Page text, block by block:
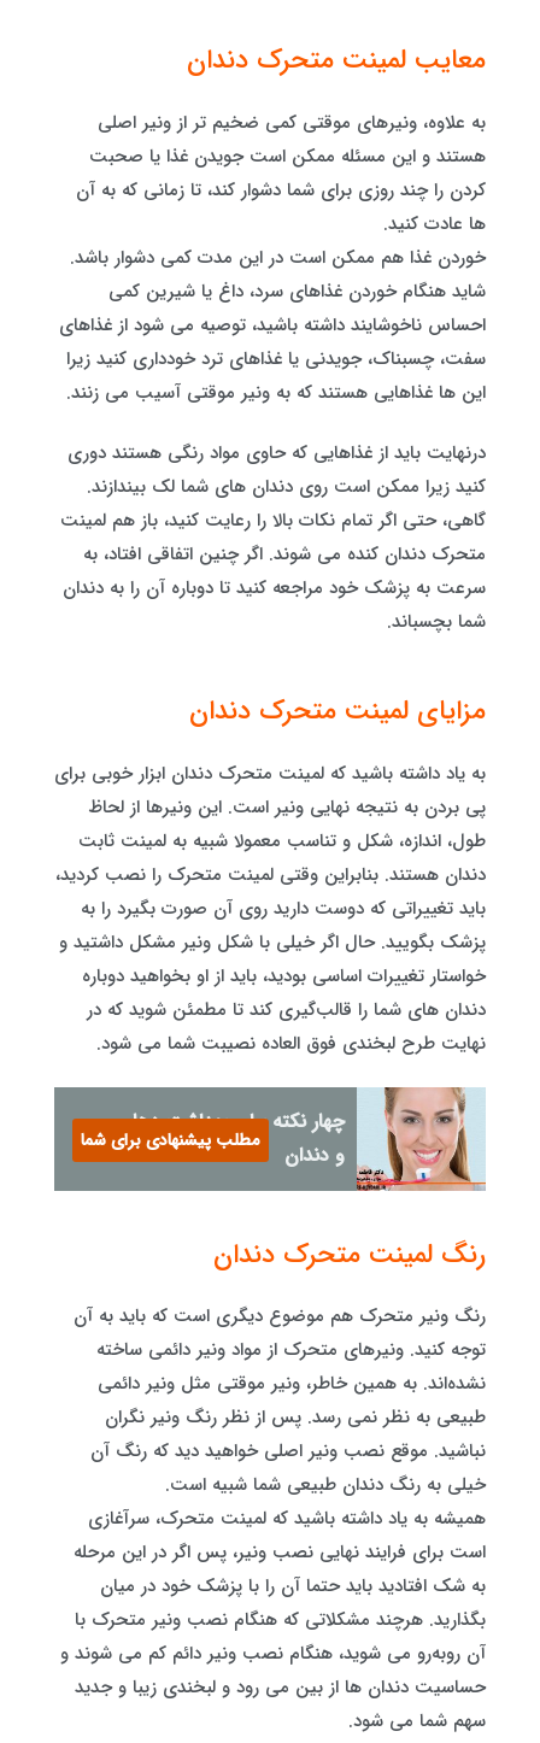
معایب لمینت متحرک دندان
به علاوه، ونیرهای موقتی کمی ضخیم تر از ونیر اصلی
هستند و این مسئله ممکن است جویدن غذا یا صحبت
کردن را چند روزی برای شما دشوار کند، تا زمانی که به آن
ها عادت کنید.
خوردن غذا هم ممکن است در این مدت کمی دشوار باشد.
شاید هنگام خوردن غذاهای سرد، داغ یا شیرین کمی
احساس ناخوشایند داشته باشید، توصیه می شود از غذاهای
سفت، چسبناک، جویدنی یا غذاهای ترد خودداری کنید زیرا
این ها غذاهایی هستند که به ونیر موقتی آسیب می زنند.
درنهایت باید از غذاهایی که حاوی مواد رنگی هستند دوری
کنید زیرا ممکن است روی دندان های شما لک بیندازند.
گاهی، حتی اگر تمام نکات بالا را رعایت کنید، باز هم لمینت
متحرک دندان کنده می شوند. اگر چنین اتفاقی افتاد، به
سرعت به پزشک خود مراجعه کنید تا دوباره آن را به دندان
شما بچسباند.
مزایای لمینت متحرک دندان
به یاد داشته باشید که لمینت متحرک دندان ابزار خوبی برای
پی بردن به نتیجه نهایی ونیر است. این ونیرها از لحاظ
طول، اندازه، شکل و تناسب معمولا شبیه به لمینت ثابت
دندان هستند. بنابراین وقتی لمینت متحرک را نصب کردید،
باید تغییراتی که دوست دارید روی آن صورت بگیرد را به
پزشک بگویید. حال اگر خیلی با شکل ونیر مشکل داشتید و
خواستار تغییرات اساسی بودید، باید از او بخواهید دوباره
دندان های شما را قالب‌گیری کند تا مطمئن شوید که در
نهایت طرح لبخندی فوق‌ العاده نصیبت شما می شود.
چهار نکته برای بهداشت دهان
و دندان
مطلب پیشنهادی برای شما
رنگ لمینت متحرک دندان
رنگ ونیر متحرک هم موضوع دیگری است که باید به آن
توجه کنید. ونیرهای متحرک از مواد ونیر دائمی ساخته
نشده‌اند. به همین خاطر، ونیر موقتی مثل ونیر دائمی
طبیعی به نظر نمی رسد. پس از نظر رنگ ونیر نگران
نباشید. موقع نصب ونیر اصلی خواهید دید که رنگ آن
خیلی به رنگ دندان طبیعی‌ شما شبیه است.
همیشه به یاد داشته باشید که لمینت متحرک، سرآغازی
است برای فرایند نهایی نصب ونیر، پس اگر در این مرحله
به شک افتادید باید حتما آن را با پزشک خود در میان
بگذارید. هرچند مشکلاتی که هنگام نصب ونیر متحرک با
آن روبه‌رو می شوید، هنگام نصب ونیر دائم کم می شوند و
حساسیت دندان ها از بین می رود و لبخندی زیبا و جدید
سهم شما می شود.